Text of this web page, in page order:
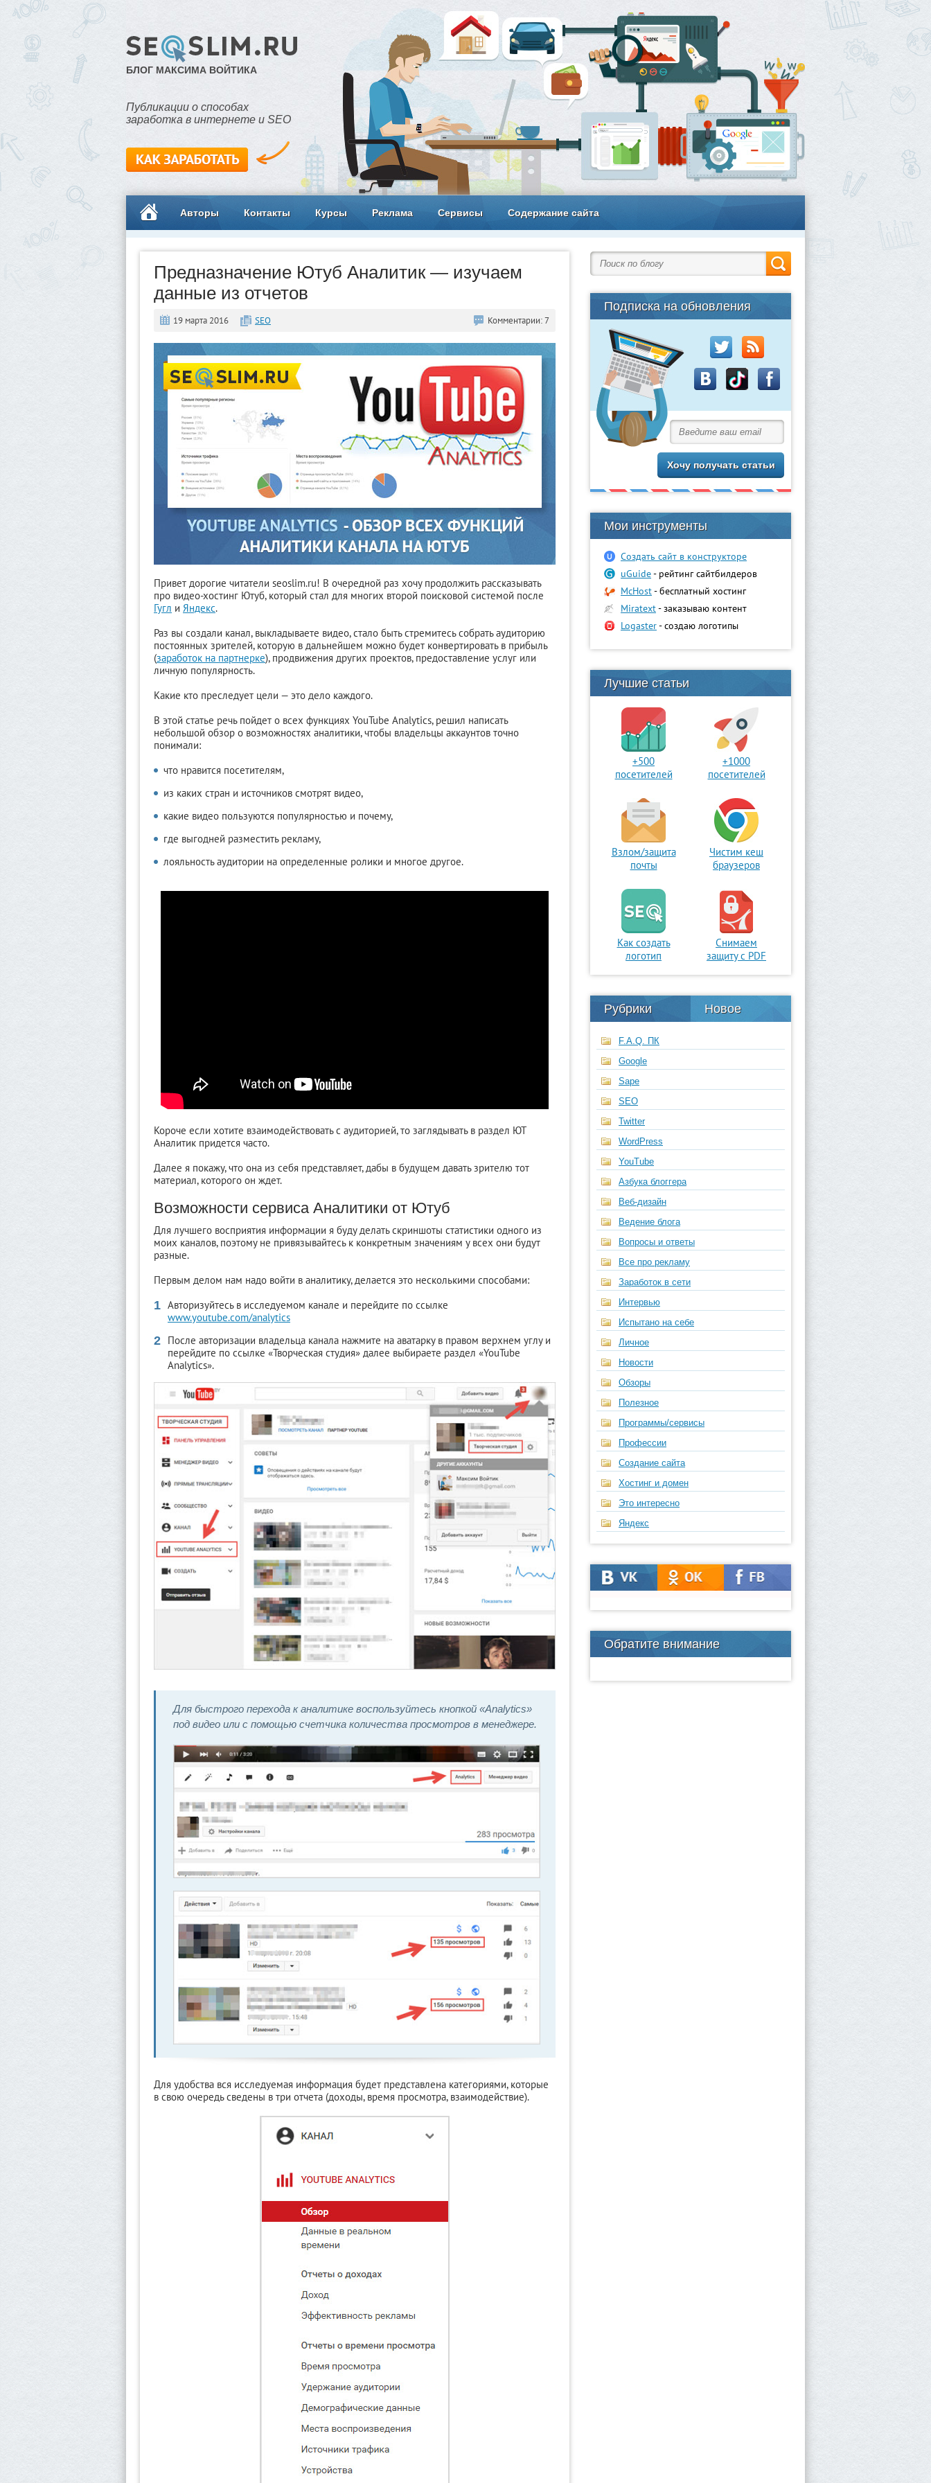
БЛОГ МАКСИМА ВОЙТИКА
Публикации о способах
заработка в интернете и SEO
Авторы Контакты Курсы Реклама Сервисы Содержание сайта
Предназначение Ютуб Аналитик — изучаем
данные из отчетов
19 марта 2016 SEO Комментарии: 7
Привет дорогие читатели seoslim.ru! В очередной раз хочу продолжить рассказывать
про видео-хостинг Ютуб, который стал для многих второй поисковой системой после
Гугл и Яндекс.
Раз вы создали канал, выкладываете видео, стало быть стремитесь собрать аудиторию
постоянных зрителей, которую в дальнейшем можно будет конвертировать в прибыль
(заработок на партнерке), продвижения других проектов, предоставление услуг или
личную популярность.
Какие кто преследует цели — это дело каждого.
В этой статье речь пойдет о всех функциях YouTube Analytics, решил написать
небольшой обзор о возможностях аналитики, чтобы владельцы аккаунтов точно
понимали:
что нравится посетителям,
из каких стран и источников смотрят видео,
какие видео пользуются популярностью и почему,
где выгодней разместить рекламу,
лояльность аудитории на определенные ролики и многое другое.
Короче если хотите взаимодействовать с аудиторией, то заглядывать в раздел ЮТ
Аналитик придется часто.
Далее я покажу, что она из себя представляет, дабы в будущем давать зрителю тот
материал, которого он ждет.
Возможности сервиса Аналитики от Ютуб
Для лучшего восприятия информации я буду делать скриншоты статистики одного из
моих каналов, поэтому не привязывайтесь к конкретным значениям у всех они будут
разные.
Первым делом нам надо войти в аналитику, делается это несколькими способами:
Авторизуйтесь в исследуемом канале и перейдите по ссылке
www.youtube.com/analytics
После авторизации владельца канала нажмите на аватарку в правом верхнем углу и
перейдите по ссылке «Творческая студия» далее выбираете раздел «YouTube
Analytics».
Для быстрого перехода к аналитике воспользуйтесь кнопкой «Analytics»
под видео или с помощью счетчика количества просмотров в менеджере.
Для удобства вся исследуемая информация будет представлена категориями, которые
в свою очередь сведены в три отчета (доходы, время просмотра, взаимодействие).
Подписка на обновления
Мои инструменты
Создать сайт в конструкторе
uGuidе- рейтинг сайтбилдеров
McHost- бесплатный хостинг
Miratext- заказываю контент
Logaster- создаю логотипы
Лучшие статьи
+500
посетителей
+1000
посетителей
Взлом/защита
почты
Чистим кеш
браузеров
Как создать
логотип
Снимаем
защиту с PDF
Рубрики Новое
F.A.Q. ПК
Google
Sape
SEO
Twitter
WordPress
YouTube
Азбука блоггера
Веб-дизайн
Ведение блога
Вопросы и ответы
Все про рекламу
Заработок в сети
Интервью
Испытано на себе
Личное
Новости
Обзоры
Полезное
Программы/сервисы
Профессии
Создание сайта
Хостинг и домен
Это интересно
Яндекс
Обратите внимание